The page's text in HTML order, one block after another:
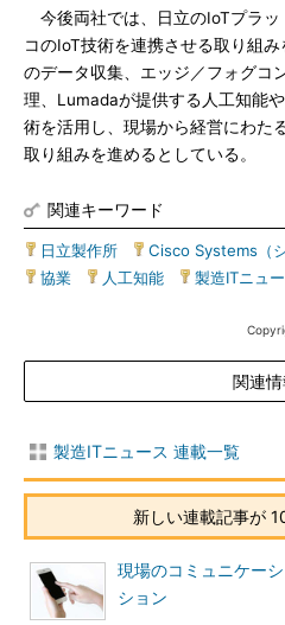
今後両社では、日立のIoTプラッ
コのIoT技術を連携させる取り組
のデータ収集、エッジ／フォグコ
理、Lumadaが提供する人工知能
術を活用し、現場から経営にわた
取り組みを進めるとしている。
関連キーワード
日立製作所 Cisco Systems（
協業
人工知能 製造ITニュ
関連情
製造ITニュース 連載一覧
新しい連載記事が
現場のコミュニケー
ション